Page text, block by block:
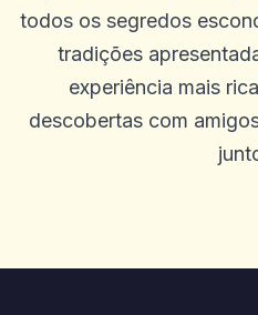
todos os segredos
tradições
experiência mais
descobertas com